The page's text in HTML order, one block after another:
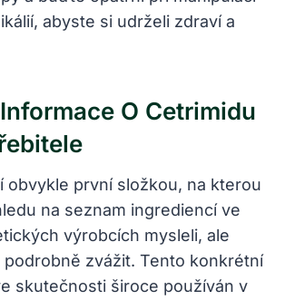
abyste si udrželi zdraví a
O Cetrimidu
obvykle první složkou, na kterou
na seznam ingrediencí ve
výrobcích mysleli, ale
podrobně zvážit. Tento konkrétní
skutečnosti široce používán v